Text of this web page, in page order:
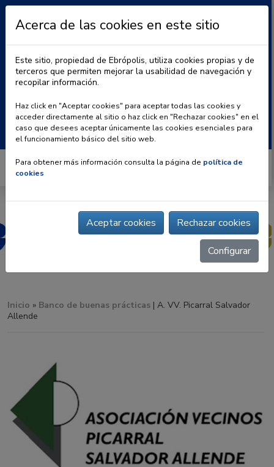
BLOG | CONTACTO
Buscar:
Inicio » Banco de buenas prácticas | A. VV. Picarral Salvador
Allende
Acerca de las cookies en este sitio
Este sitio, propiedad de Ebrópolis, utiliza cookies propias y de
terceros que permiten mejorar la usabilidad de navegación y
recopilar información.
Haz click en "Aceptar cookies" para aceptar todas las cookies y
acceder directamente al sitio o haz click en "Rechazar cookies" en el
caso que desees aceptar únicamente las cookies esenciales para
el funcionamiento básico del sitio web.
Para obtener más información consulta la página de política de
cookies
Aceptar cookies Rechazar cookies
Configurar